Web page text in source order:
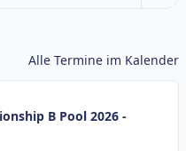
Alle Termine im Kalender
B Pool 2026 -